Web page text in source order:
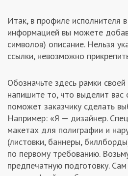
Итак, в профиле исполнителя
информацией вы можете
символов) описание. Нельзя
ссылки, невозможно
Обозначьте здесь рамки своей
напишите то, что выделит вас
поможет заказчику сделать
Например: «Я — дизайнер.
макетах для полиграфии и
(листовки, баннеры,
по первому требованию.
предпечатную подготовку.